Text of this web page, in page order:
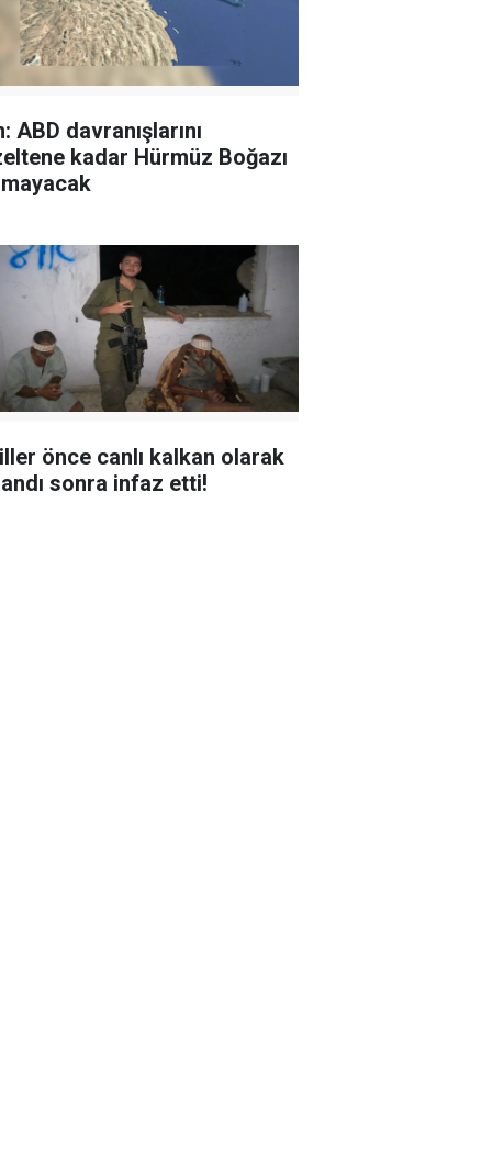
ABD davranışlarını
kadar Hürmüz Boğazı
önce canlı kalkan olarak
sonra infaz etti!